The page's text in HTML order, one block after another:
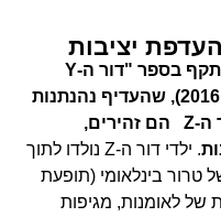
בשונה מדימוי דור ה-Y כפי שמשתקף בספר "דור ה-Y
כאילו אין מחר" (אלמוג&אלמוג, 2016), שהעדיף נהנתנות
בהווה על השקעה בעתיד, בני דור ה-Z הם זהירים,
. ילדי דור ה-Z נולדו לתוך
טרור בינלאומי (תופעת
של לאומנות, מגיפות